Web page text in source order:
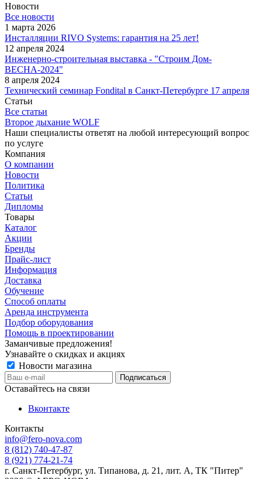
Новости
Все новости
1 марта 2026
Инсталляции RIVO Systems: гарантия на 25 лет!
12 апреля 2024
Инженерно-строительная выставка - "Строим Дом-
ВЕСНА-2024"
8 апреля 2024
Технический семинар Fondital в Санкт-Петербурге 17 апреля
Статьи
Все статьи
Второе дыхание WOLF
Наши специалисты ответят на любой интересующий вопрос
по услуге
Компания
О компании
Новости
Политика
Статьи
Дипломы
Товары
Каталог
Акции
Бренды
Прайс-лист
Информация
Доставка
Обучение
Способ оплаты
Аренда инструмента
Подбор оборудования
Помощь в проектировании
Заманчивые предложения!
Узнавайте о скидках и акциях
Новости магазина
Оставайтесь на связи
Вконтакте
Контакты
info@fero-nova.com
8 (812) 740-47-87
8 (921) 774-21-74
г. Санкт-Петербург, ул. Типанова, д. 21, лит. А, ТК "Питер"